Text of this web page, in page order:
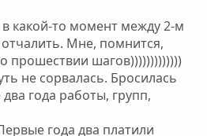
какой-то момент между 2-м
Мне, помнится,
прошествии шагов)))))))))))))
не сорвалась. Бросилась
года работы, групп,
года два платили